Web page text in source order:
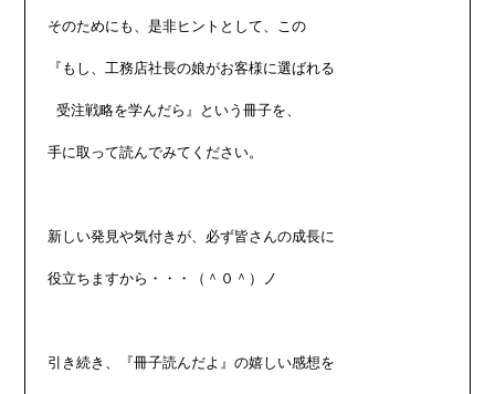
そのためにも、是非ヒントとして、この
『もし、工務店社長の娘がお客様に選ばれる
受注戦略を学んだら』という冊子を、
手に取って読んでみてください。
新しい発見や気付きが、必ず皆さんの成長に
役立ちますから・・・（＾０＾）ノ
引き続き、『冊子読んだよ』の嬉しい感想を